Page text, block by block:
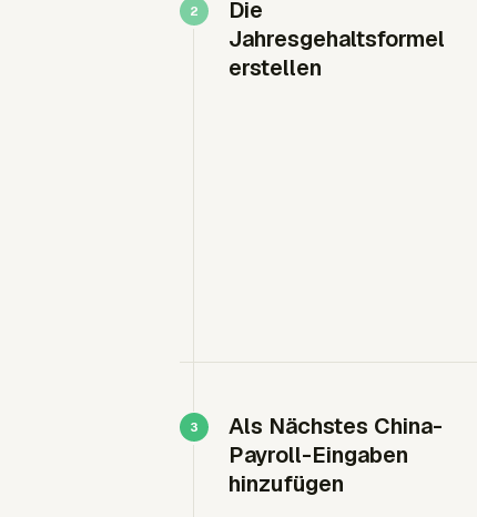
Die
Jahresgehaltsformel
erstellen
Als Nächstes China-
Payroll-Eingaben
hinzufügen